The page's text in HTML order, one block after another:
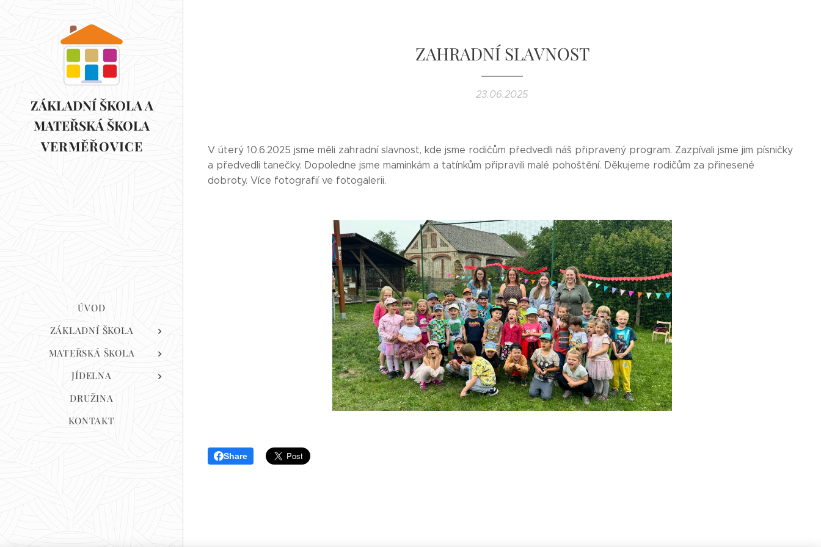
ZÁKLADNÍ ŠKOLA A
MATEŘSKÁ ŠKOLA
VERMĚŘOVICE
VERMĚŘOVICE
ÚVOD
ZÁKLADNÍ ŠKOLA
MATEŘSKÁ ŠKOLA
JÍDELNA
DRUŽINA
KONTAKT
ZAHRADNÍ SLAVNOST
23.06.2025
V úterý 10.6.2025 jsme měli zahradní slavnost, kde jsme rodičům předvedli náš připravený program. Zazpívali jsme jim písničky
a předvedli tanečky. Dopoledne jsme maminkám a tatínkům připravili malé pohoštění. Děkujeme rodičům za přinesené
dobroty. Více fotografií ve fotogalerii.
Share